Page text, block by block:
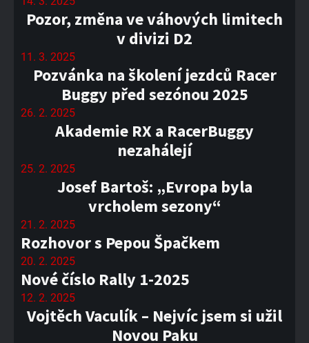
Pozor, změna ve váhových limitech
v divizi D2
11. 3. 2025
Pozvánka na školení jezdců Racer
Buggy před sezónou 2025
26. 2. 2025
Akademie RX a RacerBuggy
nezahálejí
25. 2. 2025
Josef Bartoš: „Evropa byla
vrcholem sezony“
21. 2. 2025
Rozhovor s Pepou Špačkem
20. 2. 2025
Nové číslo Rally 1-2025
12. 2. 2025
Vojtěch Vaculík – Nejvíc jsem si užil
Novou Paku